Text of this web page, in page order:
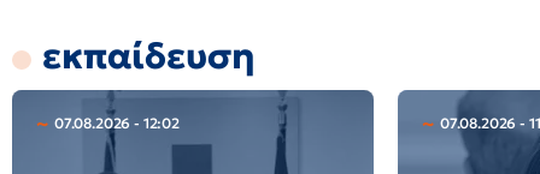
εκπαίδευση
07.08.2026 - 12:02 07.08.2026 -